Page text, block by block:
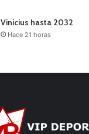
Vinicius hasta 2032
Hace 21 horas